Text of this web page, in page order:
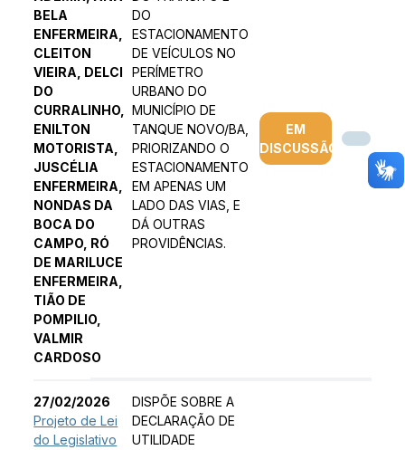
BELA
ENFERMEIRA,
CLEITON
VIEIRA, DELCI
DO
CURRALINHO,
ENILTON
MOTORISTA,
JUSCÉLIA
ENFERMEIRA,
NONDAS DA
BOCA DO
CAMPO, RÓ
DE MARILUCE
ENFERMEIRA,
TIÃO DE
POMPILIO,
VALMIR
CARDOSO
DO
ESTACIONAMENTO
DE VEÍCULOS NO
PERÍMETRO
URBANO DO
MUNICÍPIO DE
TANQUE NOVO/BA,
PRIORIZANDO O
ESTACIONAMENTO
EM APENAS UM
LADO DAS VIAS, E
DÁ OUTRAS
PROVIDÊNCIAS.
EM
DISCUSSÃO
27/02/2026
Projeto de Lei
do Legislativo
DISPÕE SOBRE A
DECLARAÇÃO DE
UTILIDADE